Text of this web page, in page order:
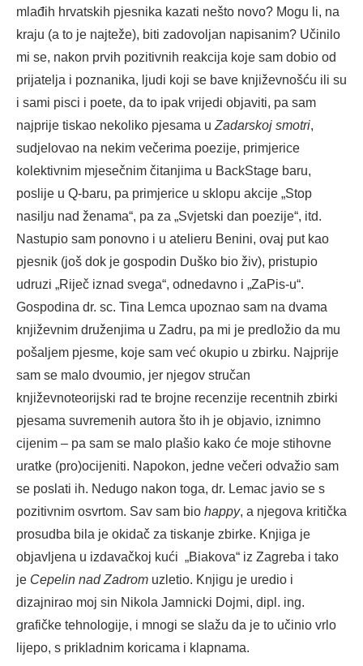
mlađih hrvatskih pjesnika kazati nešto novo? Mogu li, na
kraju (a to je najteže), biti zadovoljan napisanim? Učinilo
mi se, nakon prvih pozitivnih reakcija koje sam dobio od
prijatelja i poznanika, ljudi koji se bave književnošću ili su
i sami pisci i poete, da to ipak vrijedi objaviti, pa sam
najprije tiskao nekoliko pjesama u Zadarskoj smotri,
sudjelovao na nekim večerima poezije, primjerice
kolektivnim mjesečnim čitanjima u BackStage baru,
poslije u Q-baru, pa primjerice u sklopu akcije „Stop
nasilju nad ženama“, pa za „Svjetski dan poezije“, itd.
Nastupio sam ponovno i u atelieru Benini, ovaj put kao
pjesnik (još dok je gospodin Duško bio živ), pristupio
udruzi „Riječ iznad svega“, odnedavno i „ZaPis-u“.
Gospodina dr. sc. Tina Lemca upoznao sam na dvama
književnim druženjima u Zadru, pa mi je predložio da mu
pošaljem pjesme, koje sam već okupio u zbirku. Najprije
sam se malo dvoumio, jer njegov stručan
književnoteorijski rad te brojne recenzije recentnih zbirki
pjesama suvremenih autora što ih je objavio, iznimno
cijenim – pa sam se malo plašio kako će moje stihovne
uratke (pro)ocijeniti. Napokon, jedne večeri odvažio sam
se poslati ih. Nedugo nakon toga, dr. Lemac javio se s
pozitivnim osvrtom. Sav sam bio happy, a njegova kritička
prosudba bila je okidač za tiskanje zbirke. Knjiga je
objavljena u izdavačkoj kući „Biakova“ iz Zagreba i tako
je Cepelin nad Zadrom uzletio. Knjigu je uredio i
dizajnirao moj sin Nikola Jamnicki Dojmi, dipl. ing.
grafičke tehnologije, i mnogi se slažu da je to učinio vrlo
lijepo, s prikladnim koricama i klapnama.